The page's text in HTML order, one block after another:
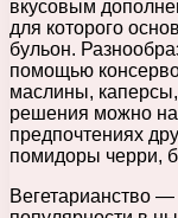
вкусовым
для которого
бульон.
помощью
маслины,
решения можно
предпочтениях
помидоры черри,
Вегетарианство